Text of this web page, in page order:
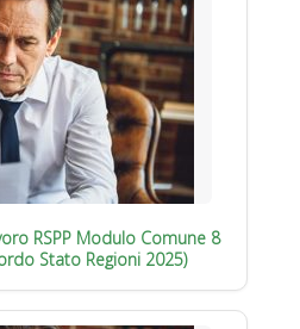
RSPP Modulo Comune 8
Stato Regioni 2025)